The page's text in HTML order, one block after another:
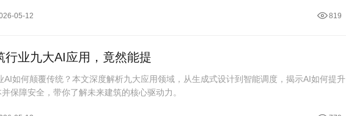
05-12 819
行业九大AI应用，竟然能提
AI如何颠覆传统？本文深度解析九大应用领域，从生成式设计到智能调度，揭示AI如何提升
保障安全，带你了解未来建筑的核心驱动力。